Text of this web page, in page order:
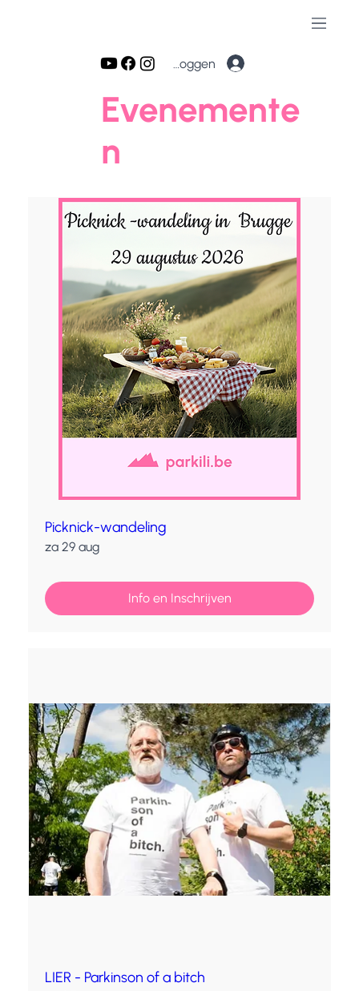
Inloggen
Evenemente
n
Picknick-wandeling
za 29 aug
Info en Inschrijven
LIER - Parkinson of a bitch